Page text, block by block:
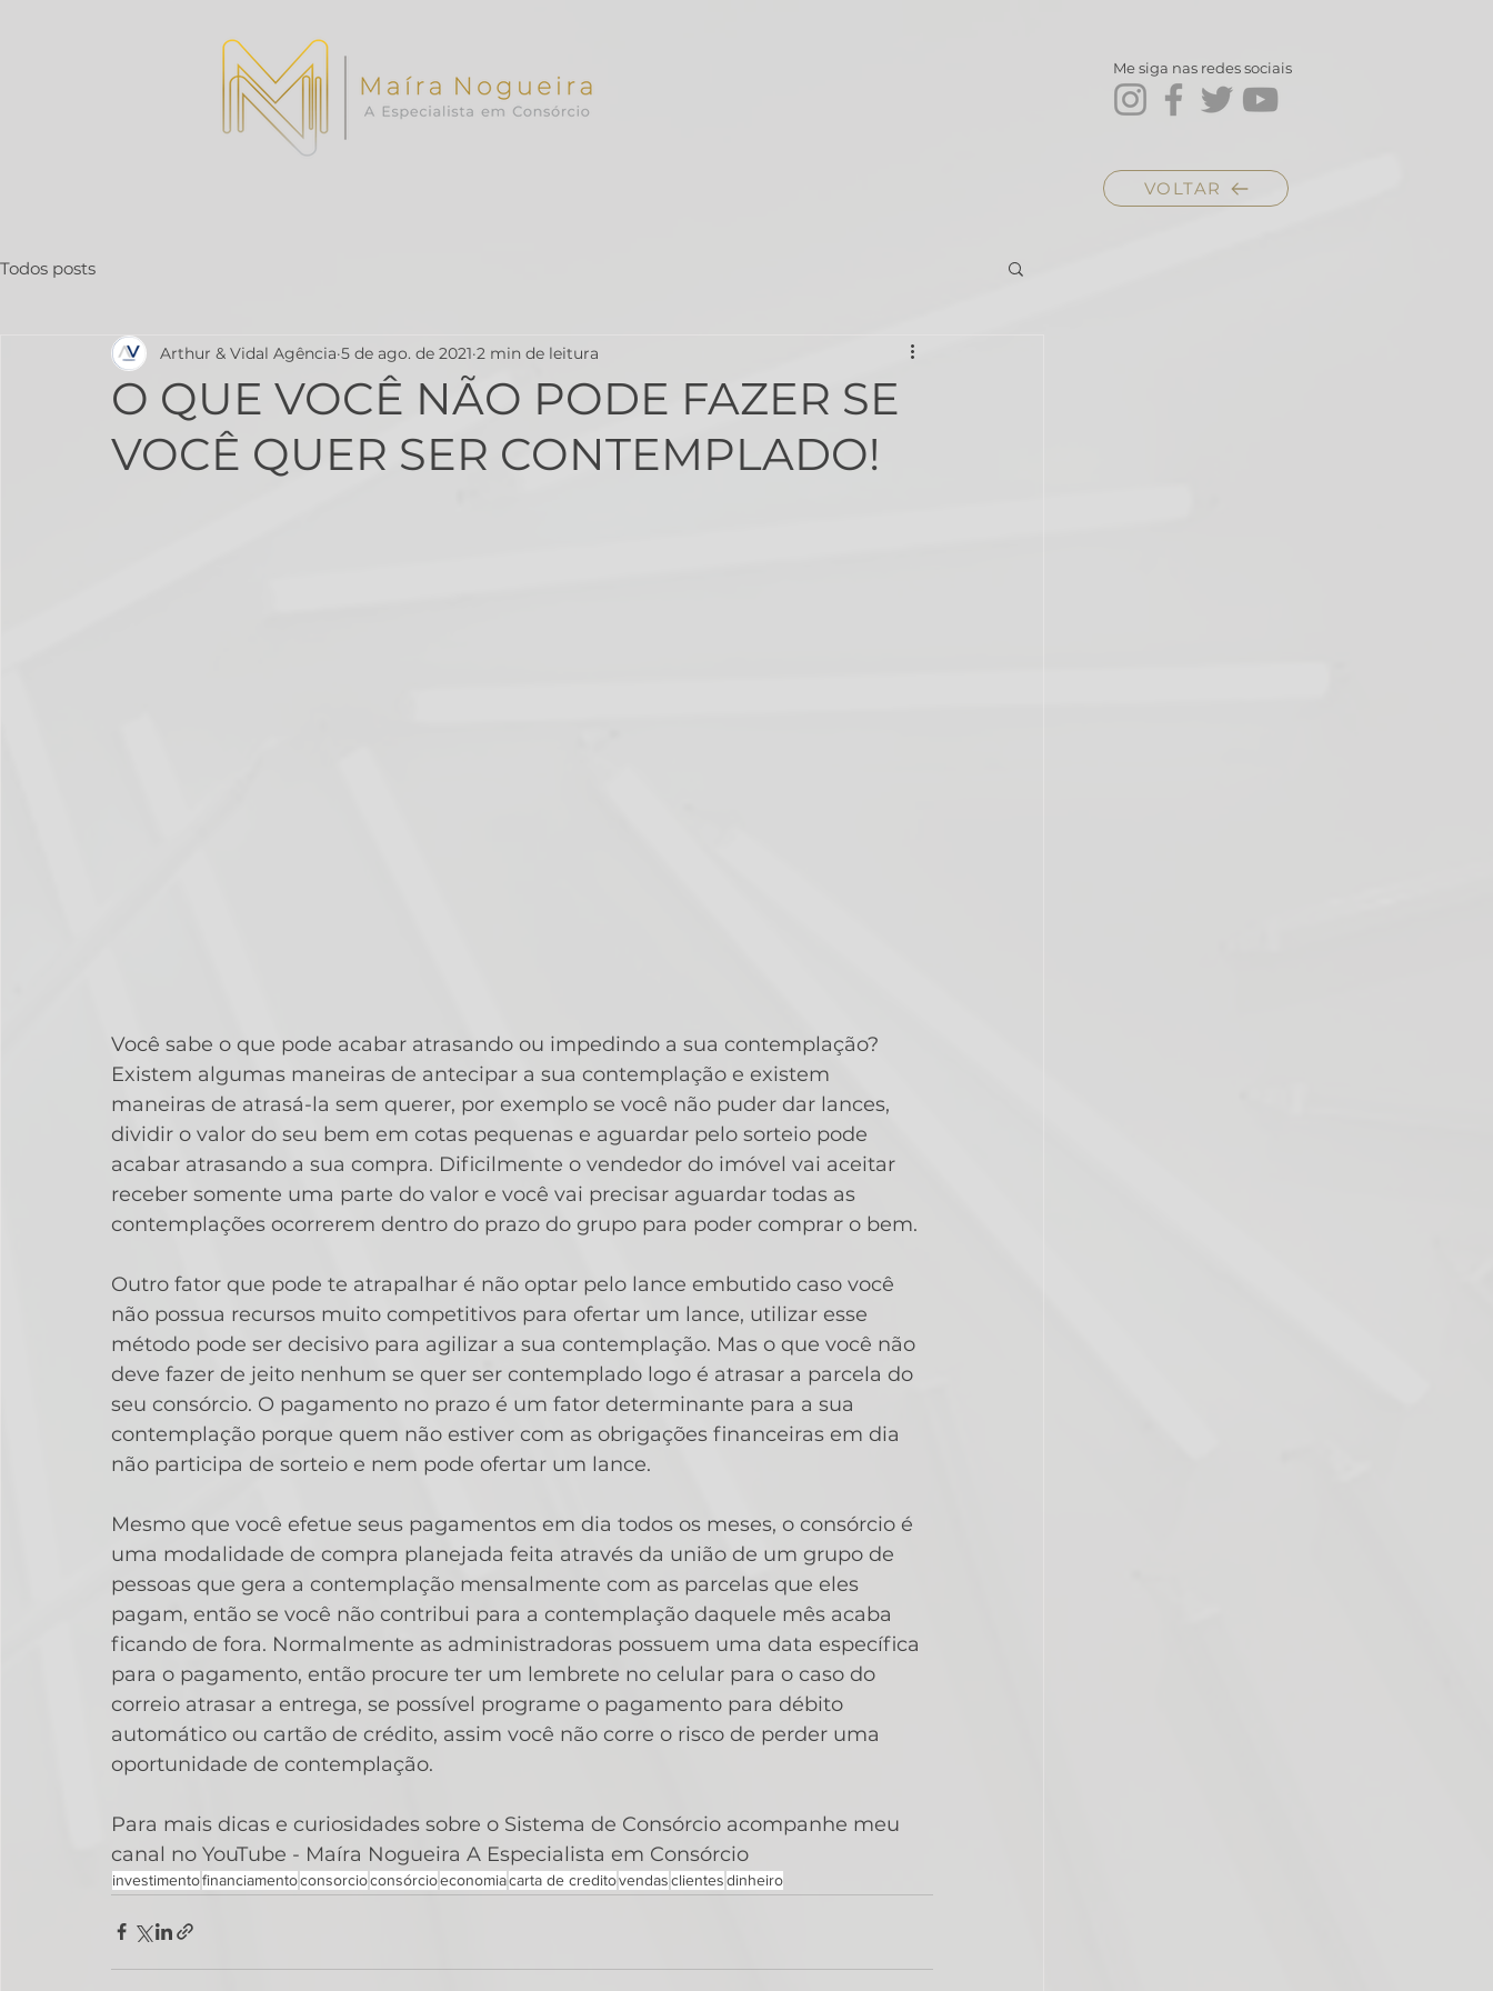
Me siga nas redes sociais
VOLTAR
Todos posts
O QUE VOCÊ NÃO PODE FAZER SE
VOCÊ QUER SER CONTEMPLADO!
Arthur & Vidal Agência 5 de ago. de 2021 2 min de leitura
Você sabe o que pode acabar atrasando ou impedindo a sua contemplação?
Existem algumas maneiras de antecipar a sua contemplação e existem
maneiras de atrasá-la sem querer, por exemplo se você não puder dar lances,
dividir o valor do seu bem em cotas pequenas e aguardar pelo sorteio pode
acabar atrasando a sua compra. Dificilmente o vendedor do imóvel vai aceitar
receber somente uma parte do valor e você vai precisar aguardar todas as
contemplações ocorrerem dentro do prazo do grupo para poder comprar o bem.
Outro fator que pode te atrapalhar é não optar pelo lance embutido caso você
não possua recursos muito competitivos para ofertar um lance, utilizar esse
método pode ser decisivo para agilizar a sua contemplação. Mas o que você não
deve fazer de jeito nenhum se quer ser contemplado logo é atrasar a parcela do
seu consórcio. O pagamento no prazo é um fator determinante para a sua
contemplação porque quem não estiver com as obrigações financeiras em dia
não participa de sorteio e nem pode ofertar um lance.
Mesmo que você efetue seus pagamentos em dia todos os meses, o consórcio é
uma modalidade de compra planejada feita através da união de um grupo de
pessoas que gera a contemplação mensalmente com as parcelas que eles
pagam, então se você não contribui para a contemplação daquele mês acaba
ficando de fora. Normalmente as administradoras possuem uma data específica
para o pagamento, então procure ter um lembrete no celular para o caso do
correio atrasar a entrega, se possível programe o pagamento para débito
automático ou cartão de crédito, assim você não corre o risco de perder uma
oportunidade de contemplação.
Para mais dicas e curiosidades sobre o Sistema de Consórcio acompanhe meu
canal no YouTube - Maíra Nogueira A Especialista em Consórcio
investimentofinanciamentoconsorcioconsórcioeconomiacarta de creditovendasclientesdinheiro